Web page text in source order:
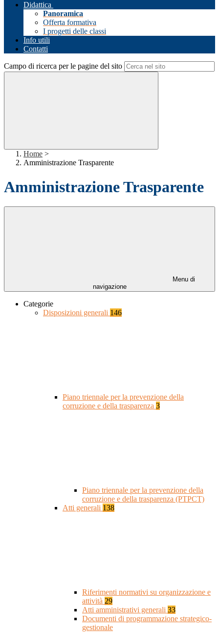
Didattica
Panoramica
Offerta formativa
I progetti delle classi
Info utili
Contatti
Campo di ricerca per le pagine del sito
Home >
Amministrazione Trasparente
Amministrazione Trasparente
Menu di
navigazione
Categorie
Disposizioni generali 146
Piano triennale per la prevenzione della
corruzione e della trasparenza 3
Piano triennale per la prevenzione della
corruzione e della trasparenza (PTPCT)
Atti generali 138
Riferimenti normativi su organizzazione e
attività 29
Atti amministrativi generali 33
Documenti di programmazione strategico-
gestionale